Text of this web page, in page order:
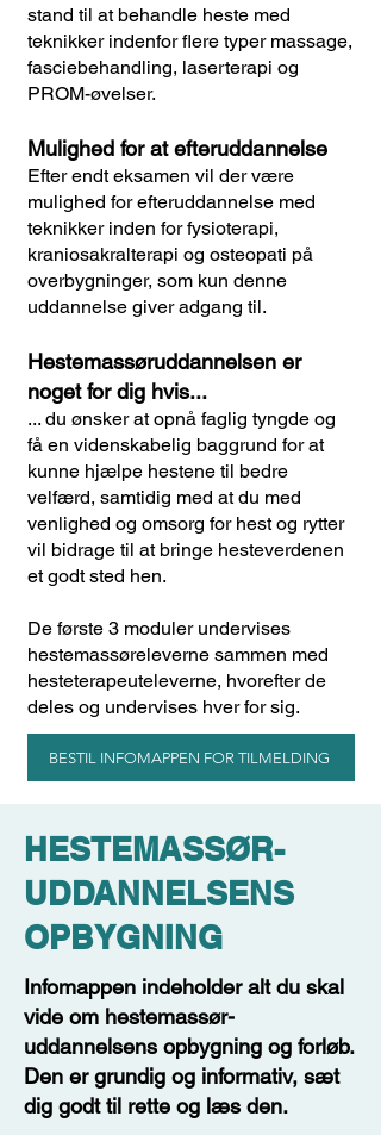
stand til at behandle heste med
teknikker indenfor flere typer massage,
fasciebehandling, laserterapi og
PROM-øvelser.
Mulighed for at efteruddannelse
Efter endt eksamen vil der være
mulighed for efteruddannelse med
teknikker inden for fysioterapi,
kraniosakralterapi og osteopati på
overbygninger, som kun denne
uddannelse giver adgang til.
Hestemassøruddannelsen er
noget for dig hvis...
... du ønsker at opnå faglig tyngde og
få en videnskabelig baggrund for at
kunne hjælpe hestene til bedre
velfærd, samtidig med at du med
venlighed og omsorg for hest og rytter
vil bidrage til at bringe hesteverdenen
et godt sted hen.
De første 3 moduler undervises
hestemassøreleverne sammen med
hesteterapeuteleverne, hvorefter de
deles og undervises hver for sig.
BESTIL INFOMAPPEN FOR TILMELDING
HESTEMASSØR-
UDDANNELSENS
OPBYGNING
Infomappen indeholder alt du skal
vide om hestemassør-
uddannelsens opbygning og forløb.
Den er grundig og informativ, sæt
dig godt til rette og læs den.